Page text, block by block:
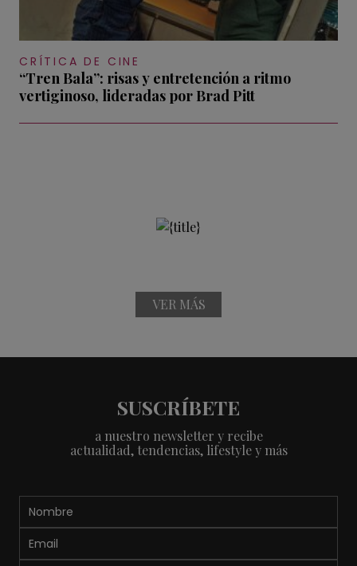
CRÍTICA DE CINE
“Tren Bala”: risas y entretención a ritmo
vertiginoso, lideradas por Brad Pitt
VER MÁS
SUSCRÍBETE
a nuestro newsletter y recibe
actualidad, tendencias, lifestyle y más